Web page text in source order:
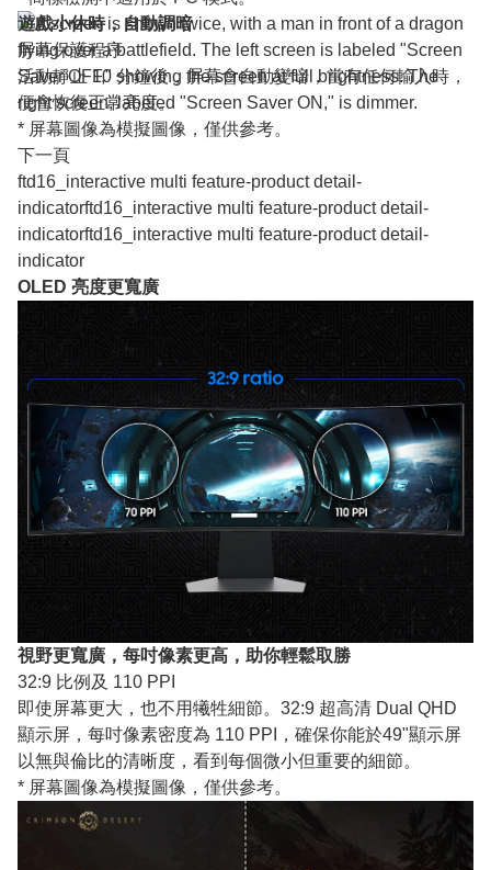
遊戲小休時，自動調暗
屏幕保護程序
活動靜止 10 分鐘後，屏幕會自動變暗，當有任何輸入時，
便會恢復正常亮度。
* 屏幕圖像為模擬圖像，僅供參考。
下一頁
ftd16_interactive multi feature-product detail-
indicatorftd16_interactive multi feature-product detail-
indicatorftd16_interactive multi feature-product detail-
indicator
OLED 亮度更寬廣
視野更寬廣，每吋像素更高，助你輕鬆取勝
32:9 比例及 110 PPI
即使屏幕更大，也不用犧牲細節。32:9 超高清 Dual QHD
顯示屏，每吋像素密度為 110 PPI，確保你能於49"顯示屏
以無與倫比的清晰度，看到每個微小但重要的細節。
* 屏幕圖像為模擬圖像，僅供參考。